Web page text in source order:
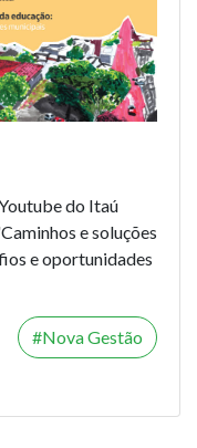
do Itaú
e soluções
e oportunidades
Nova Gestão